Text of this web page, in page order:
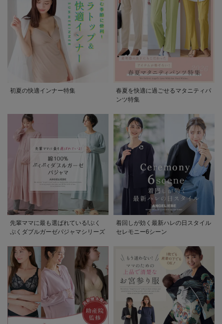
初夏の快適インナー特集
春夏を快適に過ごせるマタニティパ
ンツ特集
先輩ママに最も選ばれている!ぷく
ぷくダブルガーゼパジャマシリーズ
着回しが効く最新ハレの日スタイル
セレモニー6シーン